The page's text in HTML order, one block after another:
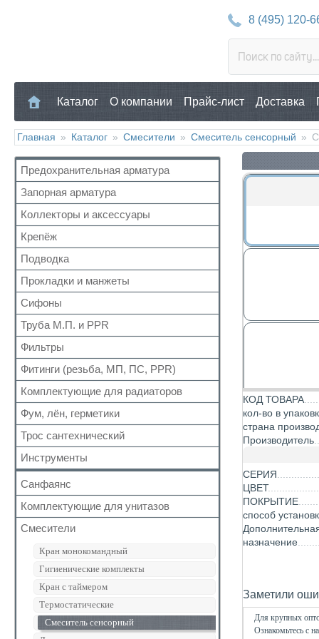
8 (495) 120-
Каталог О компании Прайс-лист Доставка
Главная » Каталог » Смесители » Смеситель сенсорный »
Предохранительная арматура
Воздухоотводчик
Клапан предохранительный
Манометр/Термометр
Обратный клапан
Поплавковый клапан
Регулятор давления
Кран Маевского
Группы безопасности
Запорная арматура
Кран шаровый для воды
Кран с американкой
Краны прочие
Краны для бытовой техники
Для радиаторов
Дачные краны
Кран шаровый для газа
Запчасти для кранов
Коллекторы и аксессуары
Аксессуары для коллекторов
Коллекторные группы
Коллекторы
Крепёж
Для труб
Для радиатора
Прочий
Подводка
Газ
Газ сильфон
Вода
Вода сильфон
Вода гигант
к смесителю
к смесителю сильфон
Медь
Шланги для стиральных и посудомоечных
машин
Прокладки и манжеты
Прокладки
Для радиаторов
Сальники
Манжеты для канализационных труб
Наборы
Сифоны
Выпуск
Донный клапан
Колено
Сифон
Обвязка для ванн
Трапы
Трубка
Гофра для сифона
Труба М.П. и PPR
Металлопластиковая
Полипропиленовая
Фильтры
Для обратного клапана
Косой
Прямой
Самопромывной
Другие
Фитинги (резьба, МП, ПС, PPR)
Резьбовые
Для МП труб
Для PPR труб
Для полотенцесушителей
Комплектующие для радиаторов
Наборы
Комплектующие
Краны Маевского
Кронштейны
Фум, лён, герметики
ФУМ
Нить
Лён
Паста, Герметик, Клей
Трос сантехнический
Инструменты
Санфаянс
Унитазы
Биде
Комплектующие для унитазов
Арматура бачка (комплект)
Сливная колонка
Кран для писсуара
Клапан бачка унитаза
Фановые трубы и манжеты
Крепеж
Система инсталяции
Смесители
Кран монокомандный
Гигиенические комплекты
Кран с таймером
Термостатические
Смеситель сенсорный
КОД ТОВАРА
кол-во в
страна
Производитель
СЕРИЯ
ЦВЕТ
ПОКРЫТИЕ
способ
назначение
Заметили
Для крупных
Ознакомьтесь с